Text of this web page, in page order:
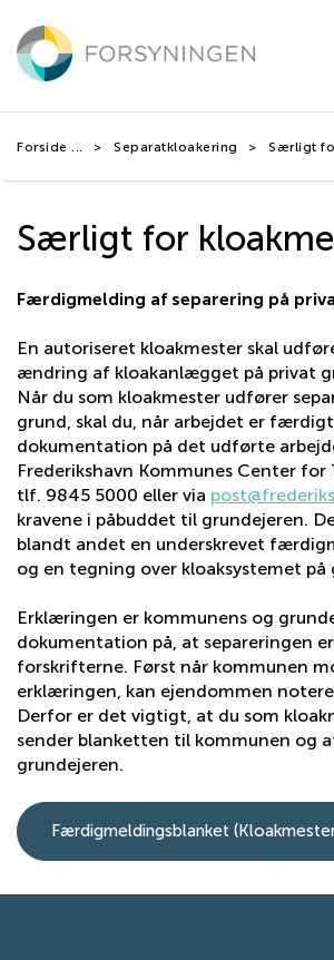
hovedindhold
Forside Separatkloakering Særligt
Særligt for
Færdigmelding af separering på
En autoriseret kloakmester skal
ændring af kloakanlægget på privat
Når du som kloakmester udfører
grund, skal du, når arbejdet er
dokumentation på det udførte
Frederikshavn Kommunes Center for
tlf. 9845 5000 eller via
kravene i påbuddet til grundejeren.
blandt andet en underskrevet
og en tegning over kloaksystemet på
Erklæringen er kommunens og
dokumentation på, at separeringen
forskrifterne. Først når kommunen
erklæringen, kan ejendommen
Derfor er det vigtigt, at du som
sender blanketten til kommunen og
grundejeren.
Færdigmeldingsblanket